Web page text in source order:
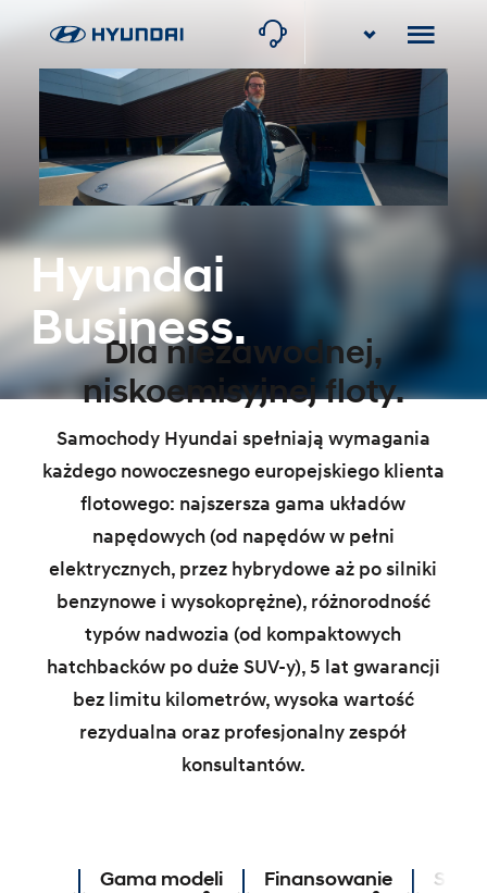
Stawowy Group
Rybnik, ul. Gliwicka 114
Stawowy Group
Częstochowa-Poczesna, ul. Krakowska 8
Hyundai
Business.
Dla niezawodnej,
niskoemisyjnej floty.
Samochody Hyundai spełniają wymagania
każdego nowoczesnego europejskiego klienta
flotowego: najszersza gama układów
napędowych (od napędów w pełni
elektrycznych, przez hybrydowe aż po silniki
benzynowe i wysokoprężne), różnorodność
typów nadwozia (od kompaktowych
hatchbacków po duże SUV-y), 5 lat gwarancji
bez limitu kilometrów, wysoka wartość
rezydualna oraz profesjonalny zespół
konsultantów.
Gama modeli Finansowanie